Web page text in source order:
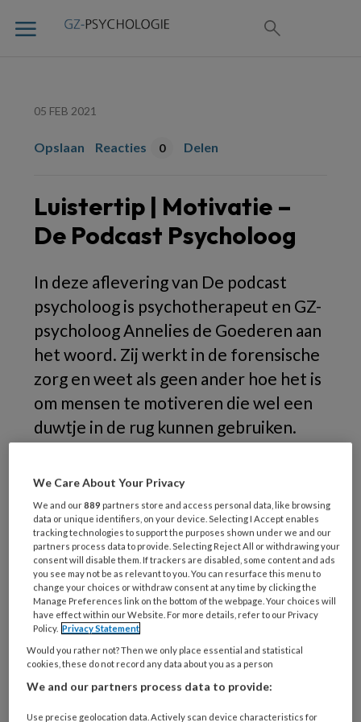
05 FEB 2021
Opslaan Reacties 0 Delen
Luistertip | Motivatie –
De Podcast Psycholoog
In deze aflevering van De podcast
psycholoog is psychotherapeut en GZ-
psycholoog Annelies de Goederen aan
het woord. Zij werkt in de forensische
zorg en weet als geen ander hoe het is
om mensen te motiveren die wel een
duwtje in de rug kunnen gebruiken.
belastingaangifte, zich naar de sportschool
slepen in een stortbui of vroeg opstaan bij -5?
En hoe komt het dat we ons hier uiteindelijk
vaak tóch toe weten te zetten? Het antwoord
op deze vraag is: motivatie. De kracht die ons
drijft om te doen waar we uiteindelijk beter
van worden. Maar welke motivatietactieken
werken nu eigenlijk? Hoe belangrijk is timing?
En in hoeverre is het mogelijk anderen te
motiveren?
We Care About Your Privacy
We and our889 partners store and access personal data, like browsing
data or unique identifiers, on your device. Selecting I Accept enables
tracking technologies to support the purposes shown under we and our
partners process data to provide. Selecting Reject All or withdrawing your
consent will disable them. If trackers are disabled, some content and ads
you see may not be as relevant to you. You can resurface this menu to
change your choices or withdraw consent at any time by clicking the
Manage Preferences link on the bottom of the webpage. Your choices will
have effect within our Website. For more details, refer to our Privacy
Policy. Privacy Statement
Would you rather not? Then we only place essential and statistical
cookies, these do not record any data about you as a person
We and our partners process data to provide:
Use precise geolocation data. Actively scan device characteristics for